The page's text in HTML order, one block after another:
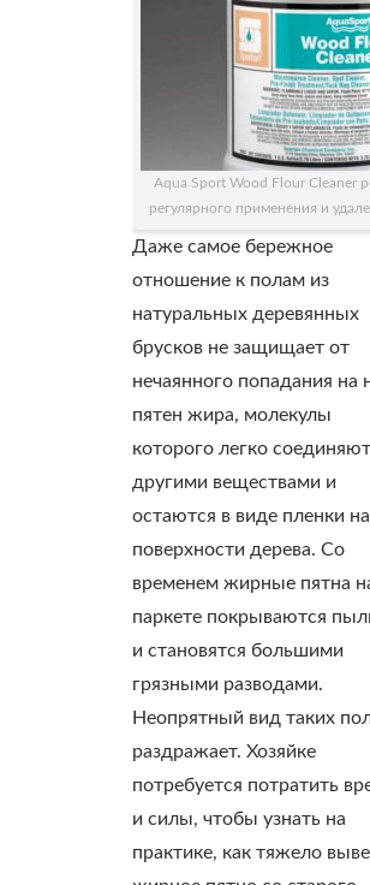
Aqua Sport Wood Flour Cleaner
регулярного применения и
Даже самое бережное
отношение к полам из
натуральных деревянных
брусков не защищает от
нечаянного попадания на
пятен жира, молекулы
которого легко
другими веществами и
остаются в виде пленки на
поверхности дерева. Со
временем жирные пятна
паркете покрываются
и становятся большими
грязными разводами.
Неопрятный вид таких
раздражает. Хозяйке
потребуется потратить
и силы, чтобы узнать на
практике, как тяжело